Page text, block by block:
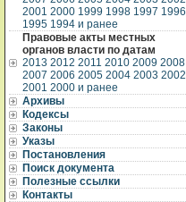
2001 2000 1999 1998 1997 1996
1995 1994 и ранее
Правовые акты местных
органов власти по датам
2013 2012 2011 2010 2009 2008
2007 2006 2005 2004 2003 2002
2001 2000 и ранее
Архивы
Кодексы
Законы
Указы
Постановления
Поиск документа
Полезные ссылки
Контакты